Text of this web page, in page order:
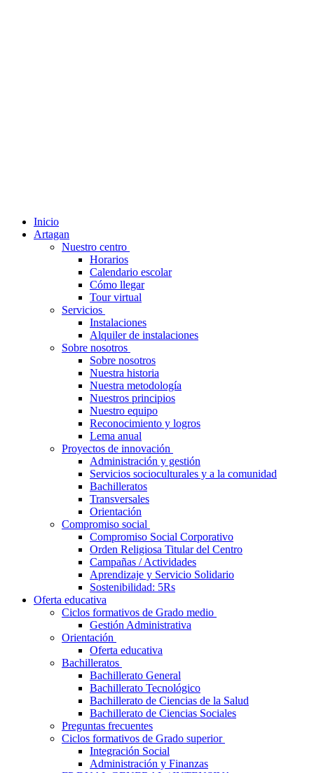
Inicio
Artagan
Nuestro centro
Horarios
Calendario escolar
Cómo llegar
Tour virtual
Servicios
Instalaciones
Alquiler de instalaciones
Sobre nosotros
Sobre nosotros
Nuestra historia
Nuestra metodología
Nuestros principios
Nuestro equipo
Reconocimiento y logros
Lema anual
Proyectos de innovación
Administración y gestión
Servicios socioculturales y a la comunidad
Bachilleratos
Transversales
Orientación
Compromiso social
Compromiso Social Corporativo
Orden Religiosa Titular del Centro
Campañas / Actividades
Aprendizaje y Servicio Solidario
Sostenibilidad: 5Rs
Oferta educativa
Ciclos formativos de Grado medio
Gestión Administrativa
Orientación
Oferta educativa
Bachilleratos
Bachillerato General
Bachillerato Tecnológico
Bachillerato de Ciencias de la Salud
Bachillerato de Ciencias Sociales
Preguntas frecuentes
Ciclos formativos de Grado superior
Integración Social
Administración y Finanzas